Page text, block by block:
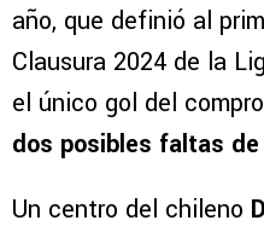
año, que definió al
Clausura 2024 de la
el único gol del
dos posibles faltas
Un centro del chileno